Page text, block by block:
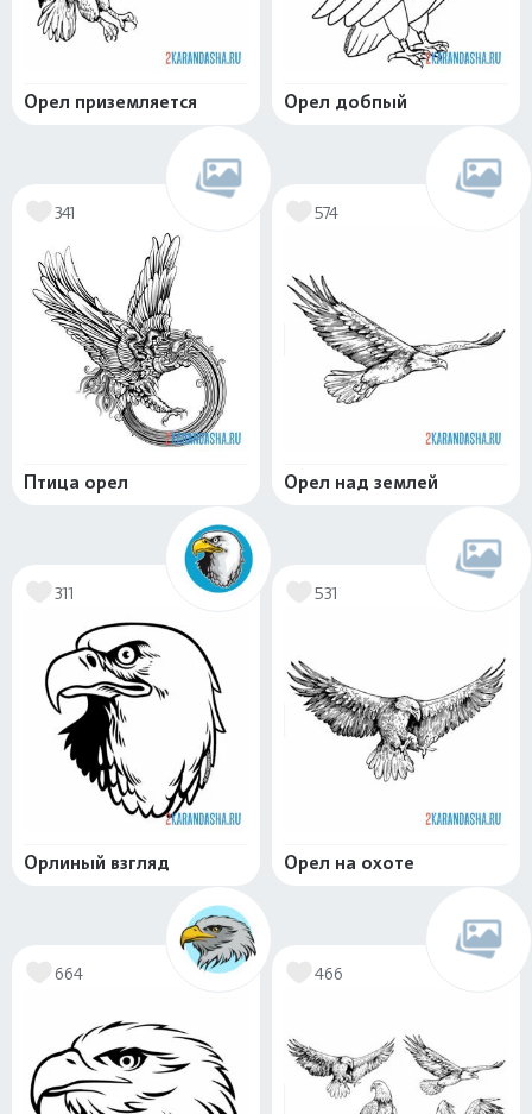
Орел приземляется Орел добпый
341
Птица орел
574
Орел над землей
311
Орлиный взгляд
531
Орел на охоте
664 466